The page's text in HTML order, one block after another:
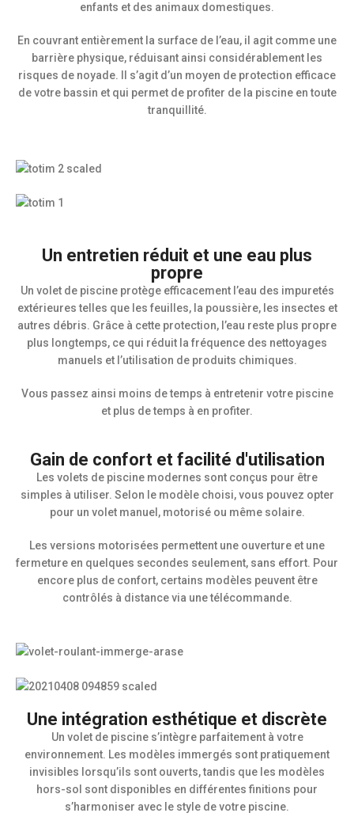
enfants et des animaux domestiques.
En couvrant entièrement la surface de l’eau, il agit comme une
barrière physique, réduisant ainsi considérablement les
risques de noyade. Il s’agit d’un moyen de protection efficace
de votre bassin et qui permet de profiter de la piscine en toute
tranquillité.
Un entretien réduit et une eau plus
propre
Un volet de piscine protège efficacement l’eau des impuretés
extérieures telles que les feuilles, la poussière, les insectes et
autres débris. Grâce à cette protection, l’eau reste plus propre
plus longtemps, ce qui réduit la fréquence des nettoyages
manuels et l’utilisation de produits chimiques.
Vous passez ainsi moins de temps à entretenir votre piscine
et plus de temps à en profiter.
Gain de confort et facilité d'utilisation
Les volets de piscine modernes sont conçus pour être
simples à utiliser. Selon le modèle choisi, vous pouvez opter
pour un volet manuel, motorisé ou même solaire.
Les versions motorisées permettent une ouverture et une
fermeture en quelques secondes seulement, sans effort. Pour
encore plus de confort, certains modèles peuvent être
contrôlés à distance via une télécommande.
Une intégration esthétique et discrète
Un volet de piscine s’intègre parfaitement à votre
environnement. Les modèles immergés sont pratiquement
invisibles lorsqu’ils sont ouverts, tandis que les modèles
hors-sol sont disponibles en différentes finitions pour
s’harmoniser avec le style de votre piscine.